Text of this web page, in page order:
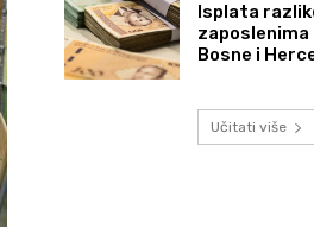
Isplata
Bosne i
Učitati više